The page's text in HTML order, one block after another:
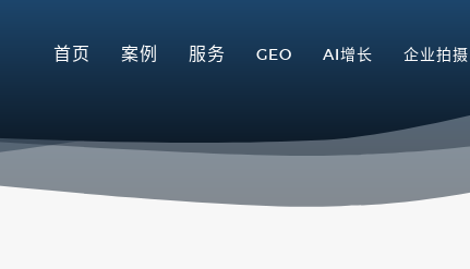
首页 案例 服务 GEO AI增长 企业拍摄